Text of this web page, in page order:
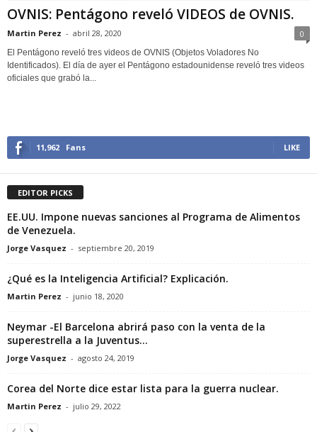
OVNIS: Pentágono reveló VIDEOS de OVNIS.
Martin Perez - abril 28, 2020 0
El Pentágono reveló tres videos de OVNIS (Objetos Voladores No
Identificados). El día de ayer el Pentágono estadounidense reveló tres videos
oficiales que grabó la...
11,962 Fans LIKE
EDITOR PICKS
EE.UU. Impone nuevas sanciones al Programa de Alimentos
de Venezuela.
Jorge Vasquez - septiembre 20, 2019
¿Qué es la Inteligencia Artificial? Explicación.
Martin Perez - junio 18, 2020
Neymar -El Barcelona abrirá paso con la venta de la
superestrella a la Juventus...
Jorge Vasquez - agosto 24, 2019
Corea del Norte dice estar lista para la guerra nuclear.
Martin Perez - julio 29, 2022